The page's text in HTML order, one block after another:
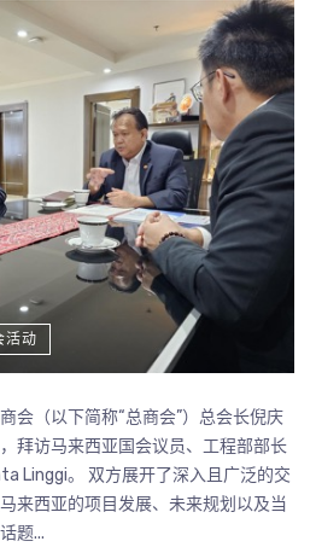
活动
会（以下简称“总商会”）总会长倪庆
拜访马来西亚国会议员、工程部部长
Linggi。 双方展开了深入且广泛的交
来西亚的项目发展、未来规划以及当
题...